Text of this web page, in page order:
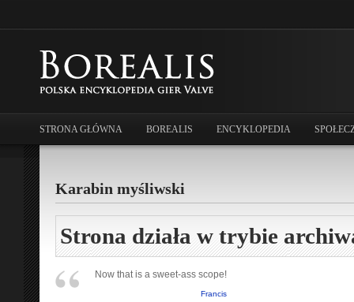
STRONA GŁÓWNA BOREALIS ENCYKLOPEDIA
Karabin myśliwski
Strona działa w trybie
Now that is a sweet-ass scope!
Francis